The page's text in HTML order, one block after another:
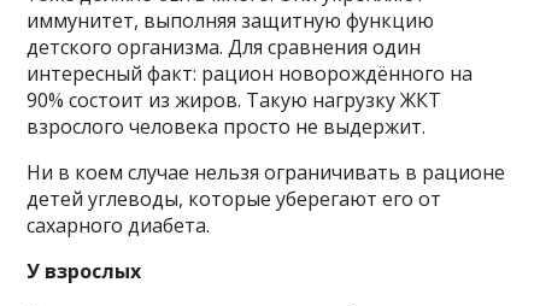
иммунитет, выполняя защитную функцию
детского организма. Для сравнения один
интересный факт: рацион новорождённого на
90% состоит из жиров. Такую нагрузку ЖКТ
взрослого человека просто не выдержит.
Ни в коем случае нельзя ограничивать в рационе
детей углеводы, которые уберегают его от
сахарного диабета.
У взрослых